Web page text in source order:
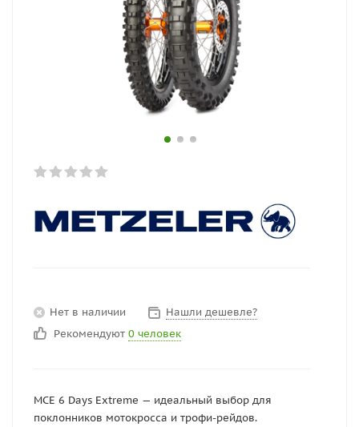
Нет в наличии
Нашли дешевле?
Рекомендуют 0 человек
MCE 6 Days Extreme — идеальный выбор для
поклонников мотокросса и трофи-рейдов.